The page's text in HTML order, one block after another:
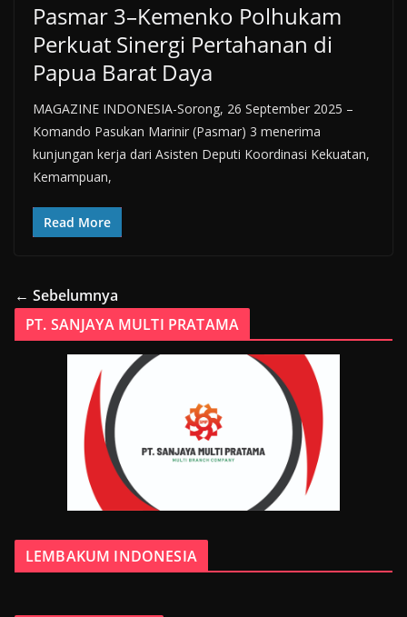
Pasmar 3–Kemenko Polhukam
Perkuat Sinergi Pertahanan di
Papua Barat Daya
MAGAZINE INDONESIA-Sorong, 26 September 2025 –
Komando Pasukan Marinir (Pasmar) 3 menerima
kunjungan kerja dari Asisten Deputi Koordinasi Kekuatan,
Kemampuan,
Read More
← Sebelumnya
PT. SANJAYA MULTI PRATAMA
LEMBAKUM INDONESIA